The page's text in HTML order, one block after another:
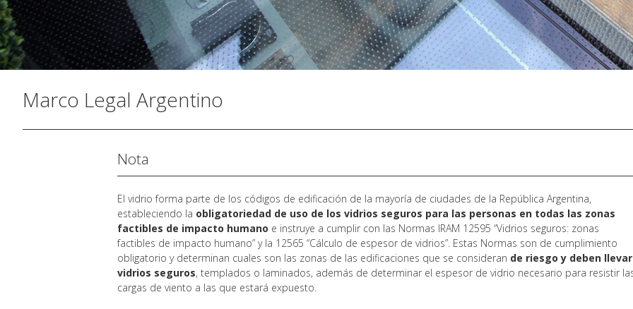
Marco Legal Argentino
Nota
El vidrio forma parte de los códigos de edificación de la mayoría de ciudades de la República Argentina,
estableciendo la obligatoriedad de uso de los vidrios seguros para las personas en todas las zonas
factibles de impacto humano e instruye a cumplir con las Normas IRAM 12595 “Vidrios seguros: zonas
factibles de impacto humano” y la 12565 “Cálculo de espesor de vidrios”. Estas Normas son de cumplimiento
obligatorio y determinan cuales son las zonas de las edificaciones que se consideran de riesgo y deben llevar
vidrios seguros, templados o laminados, además de determinar el espesor de vidrio necesario para resistir
cargas de viento a las que estará expuesto.